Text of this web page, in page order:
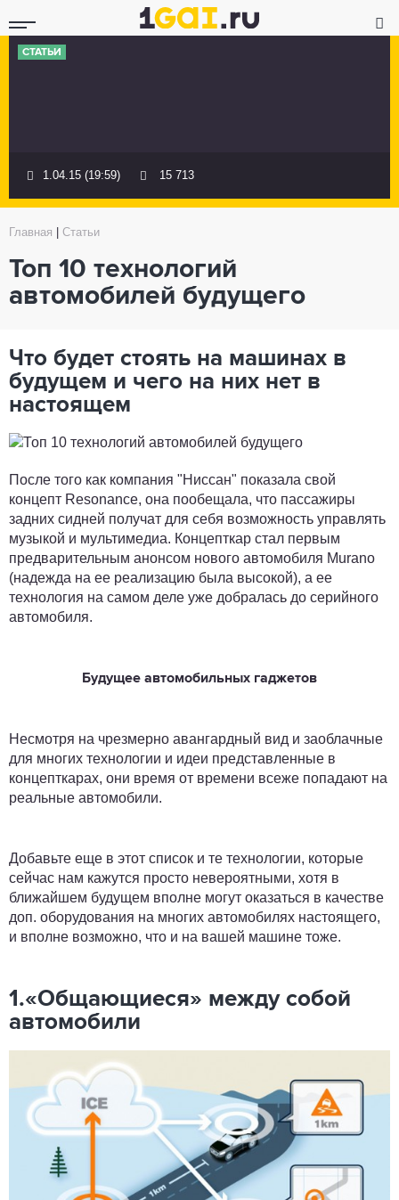
СТАТЬИ
1.04.15 (19:59) 15 713
Главная Статьи
Топ 10 технологий
автомобилей будущего
Что будет стоять на машинах в
будущем и чего на них нет в
настоящем
После того как компания "Ниссан" показала свой
концепт Resonance, она пообещала, что пассажиры
задних сидней получат для себя возможность управлять
музыкой и мультимедиа. Концепткар стал первым
предварительным анонсом нового автомобиля Murano
(надежда на ее реализацию была высокой), а ее
технология на самом деле уже добралась до серийного
автомобиля.
Будущее автомобильных гаджетов
Несмотря на чрезмерно авангардный вид и заоблачные
для многих технологии и идеи представленные в
концепткарах, они время от времени всеже попадают на
реальные автомобили.
Добавьте еще в этот список и те технологии, которые
сейчас нам кажутся просто невероятными, хотя в
ближайшем будущем вполне могут оказаться в качестве
доп. оборудования на многих автомобилях настоящего,
и вполне возможно, что и на вашей машине тоже.
1.«Общающиеся» между собой
автомобили